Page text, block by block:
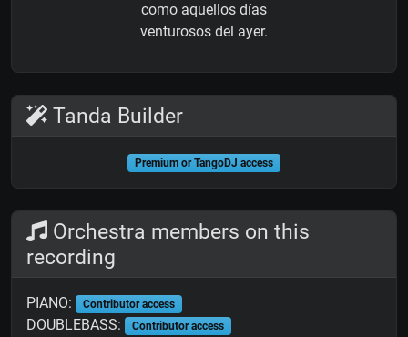
como aquellos días
venturosos del ayer.
Tanda Builder
Premium or TangoDJ access
Orchestra members on this
recording
PIANO: Contributor access
DOUBLEBASS: Contributor access